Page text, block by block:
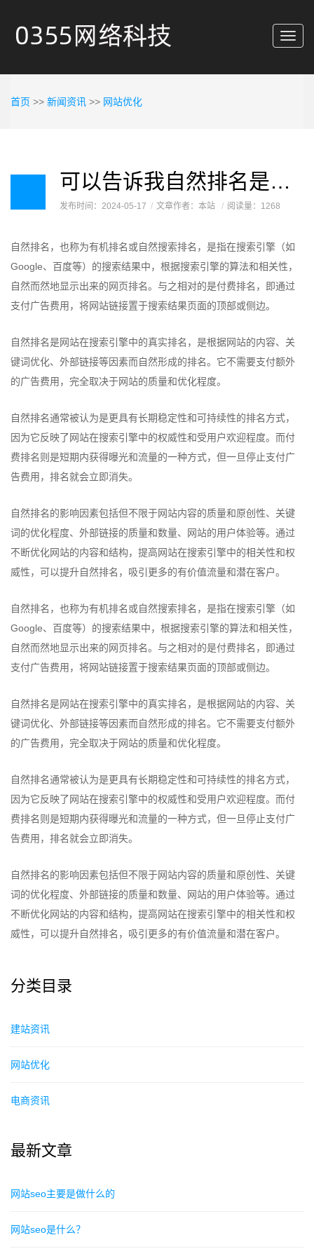
首页 >> 新闻资讯 >> 网站优化
可以告诉我自然排名是什么意思吗？
发布时间：2024-05-17 文章作者：本站 阅读量：1268
自然排名，也称为有机排名或自然搜索排名，是指在搜索引擎（如
Google、百度等）的搜索结果中，根据搜索引擎的算法和相关性，
自然而然地显示出来的网页排名。与之相对的是付费排名，即通过
支付广告费用，将网站链接置于搜索结果页面的顶部或侧边。
自然排名是网站在搜索引擎中的真实排名，是根据网站的内容、关
键词优化、外部链接等因素而自然形成的排名。它不需要支付额外
的广告费用，完全取决于网站的质量和优化程度。
自然排名通常被认为是更具有长期稳定性和可持续性的排名方式，
因为它反映了网站在搜索引擎中的权威性和受用户欢迎程度。而付
费排名则是短期内获得曝光和流量的一种方式，但一旦停止支付广
告费用，排名就会立即消失。
自然排名的影响因素包括但不限于网站内容的质量和原创性、关键
词的优化程度、外部链接的质量和数量、网站的用户体验等。通过
不断优化网站的内容和结构，提高网站在搜索引擎中的相关性和权
威性，可以提升自然排名，吸引更多的有价值流量和潜在客户。
自然排名，也称为有机排名或自然搜索排名，是指在搜索引擎（如
Google、百度等）的搜索结果中，根据搜索引擎的算法和相关性，
自然而然地显示出来的网页排名。与之相对的是付费排名，即通过
支付广告费用，将网站链接置于搜索结果页面的顶部或侧边。
自然排名是网站在搜索引擎中的真实排名，是根据网站的内容、关
键词优化、外部链接等因素而自然形成的排名。它不需要支付额外
的广告费用，完全取决于网站的质量和优化程度。
自然排名通常被认为是更具有长期稳定性和可持续性的排名方式，
因为它反映了网站在搜索引擎中的权威性和受用户欢迎程度。而付
费排名则是短期内获得曝光和流量的一种方式，但一旦停止支付广
告费用，排名就会立即消失。
自然排名的影响因素包括但不限于网站内容的质量和原创性、关键
词的优化程度、外部链接的质量和数量、网站的用户体验等。通过
不断优化网站的内容和结构，提高网站在搜索引擎中的相关性和权
威性，可以提升自然排名，吸引更多的有价值流量和潜在客户。
分类目录
建站资讯
网站优化
电商资讯
最新文章
网站seo主要是做什么的
网站seo是什么？